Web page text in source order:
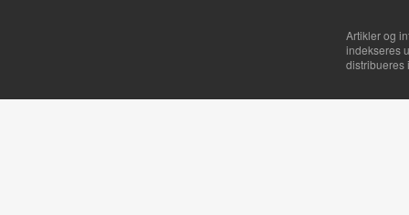
Artikler og
indekseres
distribueres